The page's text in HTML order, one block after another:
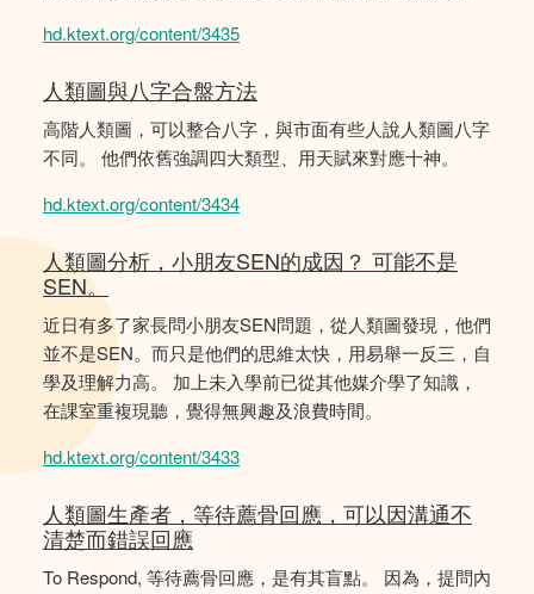
hd.ktext.org/content/3435
人類圖與八字合盤方法
高階人類圖，可以整合八字，與市面有些人說人類圖八字
不同。 他們依舊強調四大類型、用天賦來對應十神。
hd.ktext.org/content/3434
人類圖分析，小朋友SEN的成因？ 可能不是
SEN。
近日有多了家長問小朋友SEN問題，從人類圖發現，他們
並不是SEN。而只是他們的思維太快，用易舉一反三，自
學及理解力高。 加上未入學前已從其他媒介學了知識，
在課室重複現聽，覺得無興趣及浪費時間。
hd.ktext.org/content/3433
人類圖生產者，等待薦骨回應，可以因溝通不
清楚而錯誤回應
To Respond, 等待薦骨回應，是有其盲點。 因為，提問內